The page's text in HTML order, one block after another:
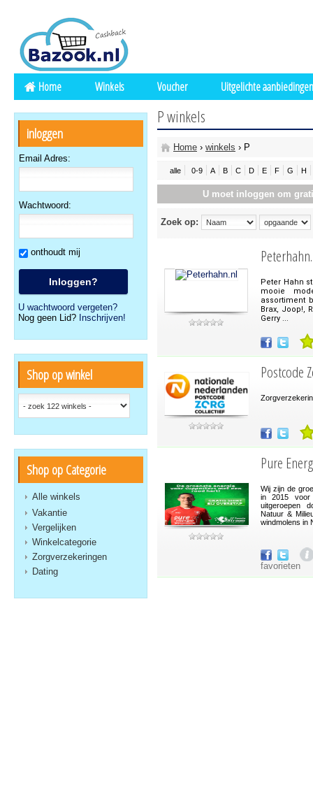
Home Winkels Voucher Uitgelichte aanbiedingen
inloggen
Email Adres:
Wachtwoord:
onthoudt mij
U wachtwoord vergeten?
Nog geen Lid? Inschrijven!
Shop op winkel
Shop op Categorie
Alle winkels
Vakantie
Vergelijken
Winkelcategorie
Zorgverzekeringen
Dating
P winkels
Home › winkels › P
alle 0-9 A B C D E F G H
U moet inloggen om
Zoek op:
Peter Hahn
mooie
assortiment
Brax, Joop!,
Gerry ...
Postcode
Pure
Wij zijn de
in 2015 voor
uitgeroepen
Natuur &
windmolens in
favorieten